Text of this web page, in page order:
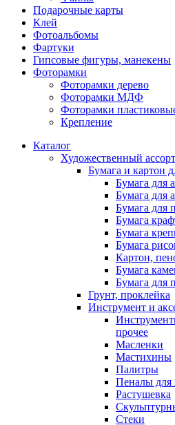
Подарочные карты
Клей
Фотоальбомы
Фартуки
Гипсовые фигуры, манекены
Фоторамки
Фоторамки дерево
Фоторамки МДФ
Фоторамки
Крепление
Каталог
Художественный
Бумага и картон
Бумага для
Бумага для
Бумага для
Бумага
Бумага
Бумага
Картон,
Бумага
Бумага для
Грунт, проклейка
Инструмент и
прочее
Масленки
Мастихины
Палитры
Пеналы для
Растушевка
Стеки